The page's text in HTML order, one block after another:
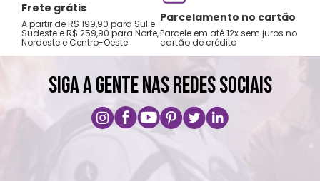
Frete grátis
A partir de R$ 199,90 para Sul e
Sudeste e R$ 259,90 para Norte,
Nordeste e Centro-Oeste
Parcelamento no cartão
Parcele em até 12x sem juros no
cartão de crédito
SIGA A GENTE NAS REDES SOCIAIS